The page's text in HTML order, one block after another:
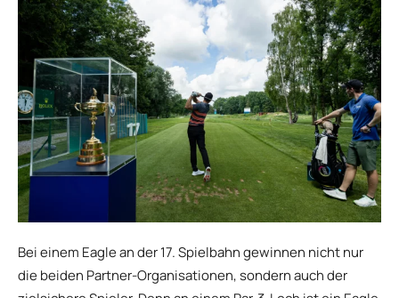
Bei einem Eagle an der 17. Spielbahn gewinnen nicht nur
die beiden Partner-Organisationen, sondern auch der